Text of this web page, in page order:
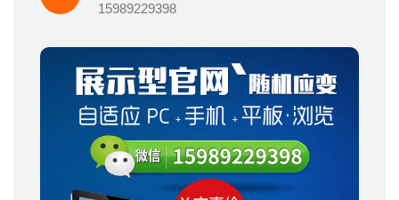
15989229398